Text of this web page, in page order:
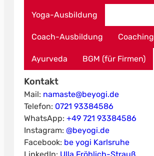
Yoga-Ausbildung
Coach-Ausbildung Coaching
Ayurveda BGM (für Firmen)
Kontakt
Mail: namaste@beyogi.de
Telefon: 0721 93384586
WhatsApp: +49 721 93384586
Instagram: @beyogi.de
Facebook: be yogi Karlsruhe